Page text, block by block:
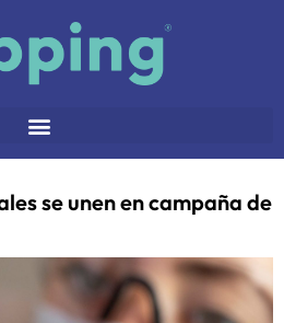
se unen en campaña de